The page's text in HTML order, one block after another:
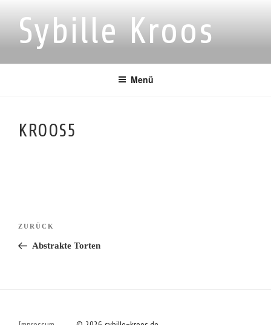
Inhalt
springenSybille Kroos
Menü
KROOS5
Beitragsnavigation
Vorheriger
Beitrag
ZURÜCK
Abstrakte Torten